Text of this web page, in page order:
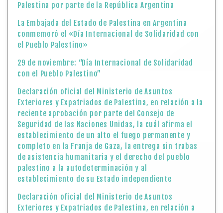
Palestina por parte de la República Argentina
La Embajada del Estado de Palestina en Argentina
conmemoró el «Día Internacional de Solidaridad con
el Pueblo Palestino»
29 de noviembre: “Día Internacional de Solidaridad
con el Pueblo Palestino”
Declaración oficial del Ministerio de Asuntos
Exteriores y Expatriados de Palestina, en relación a la
reciente aprobación por parte del Consejo de
Seguridad de las Naciones Unidas, la cuál afirma el
establecimiento de un alto el fuego permanente y
completo en la Franja de Gaza, la entrega sin trabas
de asistencia humanitaria y el derecho del pueblo
palestino a la autodeterminación y al
establecimiento de su Estado independiente
Declaración oficial del Ministerio de Asuntos
Exteriores y Expatriados de Palestina, en relación a